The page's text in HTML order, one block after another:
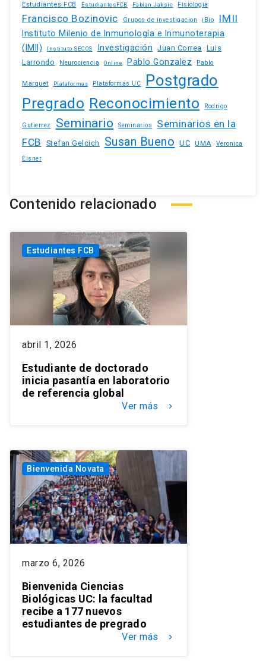
Estudiantes FCB EstudiantesFCB Fabian Jaksic Fisiologia
Francisco Bozinovic Grupos de investigacion iBio IMII
Instituto Milenio de Inmunología e Inmunoterapia
(IMII)
Instituto SECOS Investigación Juan Correa Luis
Larrondo
Neurociencia Online Pablo Gonzalez Pablo
Marquet Plataformas Plataformas UC Postgrado
Pregrado Reconocimiento Rodrigo
Gutierrez Seminario Seminarios
Seminarios en la
FCB
Stefan Gelcich Susan Bueno UC UMA
Veronica
Eisner
Contenido relacionado
Estudiantes FCB
abril 1, 2026
Estudiante de doctorado
inicia pasantía en laboratorio
de referencia global
Ver más keyboard_arrow_right
Bienvenida Novata
marzo 6, 2026
Bienvenida Ciencias
Biológicas UC: la facultad
recibe a 177 nuevos
estudiantes de pregrado
Ver más keyboard_arrow_right